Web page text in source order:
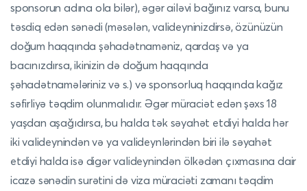
sponsorun adına ola bilər), əgər ailəvi bağınız varsa, bunu
təsdiq edən sənədi (məsələn, valideyninizdirsə, özünüzün
doğum haqqında şəhadətnaməniz, qardaş və ya
bacınızdırsa, ikinizin də doğum haqqında
şəhadətnamələriniz və s.) və sponsorluq haqqında kağız
səfirliyə təqdim olunmalıdır. Əgər müraciət edən şəxs 18
yaşdan aşağıdırsa, bu halda tək səyahət etdiyi halda hər
iki valideynindən və ya valideynlərindən biri ilə səyahət
etdiyi halda isə digər valideynindən ölkədən çıxmasına dair
icazə sənədin surətini də viza müraciəti zamanı təqdim